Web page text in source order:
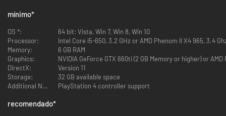
mínimo*
OS *:
64 bit: Vista, Win 7, Win 8, Win 10
Processor:
Intel Core i5-650, 3.2 GHz or AMD Phenom II X4 965, 3.4
Memory:
6 GB RAM
Graphics:
NVIDIA GeForce GTX 660ti (2 GB Memory or higher) or
DirectX:
Version 11
Storage:
32 GB available space
Additional Notes:
PlayStation 4 controller support
recomendado*